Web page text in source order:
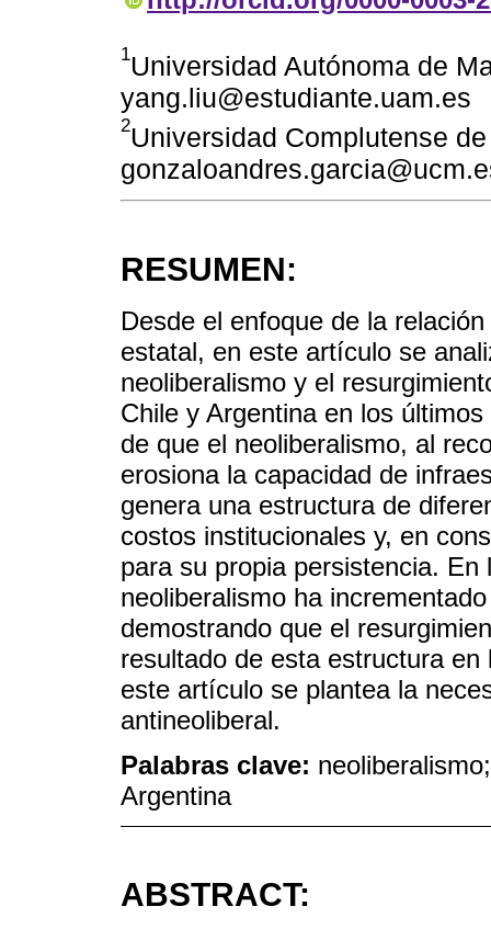
1Universidad Autónoma de
yang.liu@estudiante.uam.es
2Universidad Complutense
RESUMEN:
Desde el enfoque de la
estatal, en este artículo se
neoliberalismo y el
Chile y Argentina en los
de que el neoliberalismo, al
erosiona la capacidad de
genera una estructura de
costos institucionales y, en
para su propia persistencia.
neoliberalismo ha
demostrando que el
resultado de esta estructura
este artículo se plantea la
antineoliberal.
Palabras clave:
Argentina
ABSTRACT: